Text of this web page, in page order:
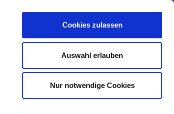
Cookies zulassen
Auswahl erlauben
Nur notwendige Cookies